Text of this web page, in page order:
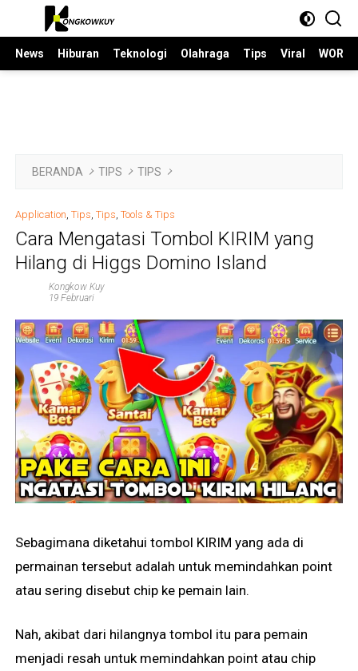
Langsung
News
Hiburan Teknologi Olahraga Tips Viral
BERANDA TIPS TIPS
Application,Tips,Tips,Tools & Tips
Cara Mengatasi Tombol KIRIM yang
Hilang di Higgs Domino Island
Kongkow Kuy
19 Februari
Sebagimana diketahui tombol KIRIM yang ada di
permainan tersebut adalah untuk memindahkan point
atau sering disebut chip ke pemain lain.
Nah, akibat dari hilangnya tombol itu para pemain
menjadi resah untuk memindahkan point atau chip